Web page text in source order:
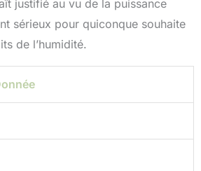
justifié au vu de la puissance
sérieux pour quiconque souhaite
de l’humidité.